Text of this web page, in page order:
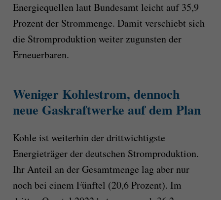
Energiequellen laut Bundesamt leicht auf 35,9
Prozent der Strommenge. Damit verschiebt sich
die Stromproduktion weiter zugunsten der
Erneuerbaren.
Weniger Kohlestrom, dennoch
neue Gaskraftwerke auf dem Plan
Kohle ist weiterhin der drittwichtigste
Energieträger der deutschen Stromproduktion.
Ihr Anteil an der Gesamtmenge lag aber nur
noch bei einem Fünftel (20,6 Prozent). Im